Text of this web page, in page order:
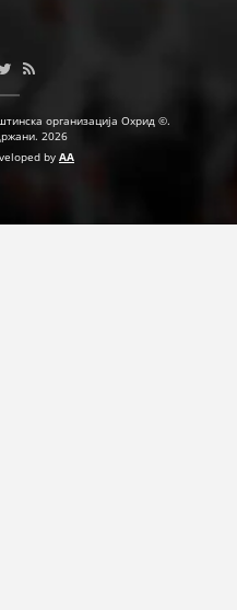
МАТЕРИЈАЛИ
организација Охрид ©.
2026
by AA